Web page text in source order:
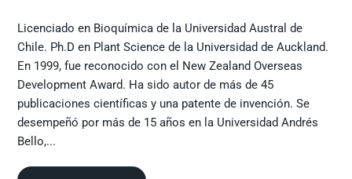
Licenciado en Bioquímica de la Universidad Austral de
Chile. Ph.D en Plant Science de la Universidad de Auckland.
En 1999, fue reconocido con el New Zealand Overseas
Development Award. Ha sido autor de más de 45
publicaciones científicas y una patente de invención. Se
desempeñó por más de 15 años en la Universidad Andrés
Bello,...